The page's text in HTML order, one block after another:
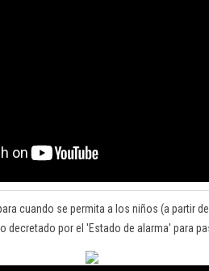
cuando se permita a los niños (a partir
decretado por el 'Estado de alarma' para